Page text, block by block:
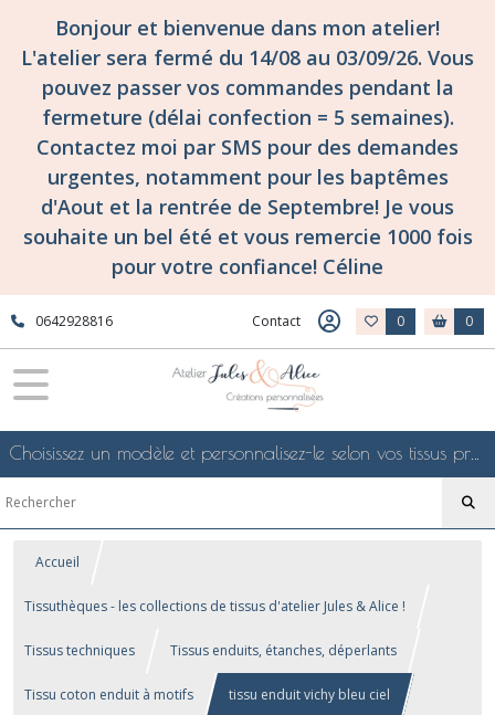
Bonjour et bienvenue dans mon atelier!
L'atelier sera fermé du 14/08 au 03/09/26. Vous
pouvez passer vos commandes pendant la
fermeture (délai confection = 5 semaines).
Contactez moi par SMS pour des demandes
urgentes, notamment pour les baptêmes
d'Aout et la rentrée de Septembre! Je vous
souhaite un bel été et vous remercie 1000 fois
pour votre confiance! Céline
0642928816 Contact 0 0
Choisissez un modèle et personnalisez-le selon vos tissus préférés de mes collections en ligne, je le confectionnerai selon vos souhaits
Accueil
Tissuthèques - les collections de tissus d'atelier Jules & Alice !
Tissus techniques Tissus enduits, étanches, déperlants
Tissu coton enduit à motifs tissu enduit vichy bleu ciel